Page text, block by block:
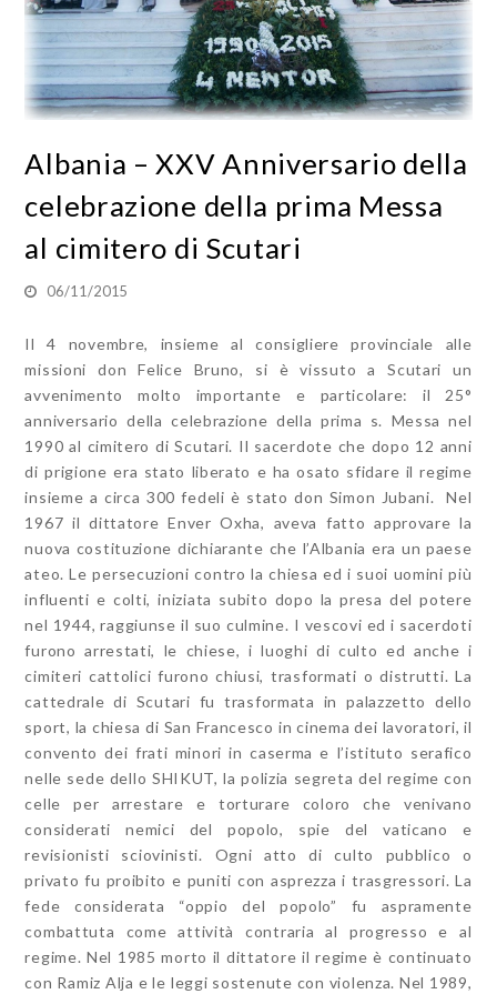
Albania – XXV Anniversario della
celebrazione della prima Messa
al cimitero di Scutari
06/11/2015
Il 4 novembre, insieme al consigliere provinciale alle
missioni don Felice Bruno, si è vissuto a Scutari un
avvenimento molto importante e particolare: il 25°
anniversario della celebrazione della prima s. Messa nel
1990 al cimitero di Scutari. Il sacerdote che dopo 12 anni
di prigione era stato liberato e ha osato sfidare il regime
insieme a circa 300 fedeli è stato don Simon Jubani. Nel
1967 il dittatore Enver Oxha, aveva fatto approvare la
nuova costituzione dichiarante che l’Albania era un paese
ateo. Le persecuzioni contro la chiesa ed i suoi uomini più
influenti e colti, iniziata subito dopo la presa del potere
nel 1944, raggiunse il suo culmine. I vescovi ed i sacerdoti
furono arrestati, le chiese, i luoghi di culto ed anche i
cimiteri cattolici furono chiusi, trasformati o distrutti. La
cattedrale di Scutari fu trasformata in palazzetto dello
sport, la chiesa di San Francesco in cinema dei lavoratori, il
convento dei frati minori in caserma e l’istituto serafico
nelle sede dello SHIKUT, la polizia segreta del regime con
celle per arrestare e torturare coloro che venivano
considerati nemici del popolo, spie del vaticano e
revisionisti sciovinisti. Ogni atto di culto pubblico o
privato fu proibito e puniti con asprezza i trasgressori. La
fede considerata “oppio del popolo” fu aspramente
combattuta come attività contraria al progresso e al
regime. Nel 1985 morto il dittatore il regime è continuato
con Ramiz Alja e le leggi sostenute con violenza. Nel 1989,